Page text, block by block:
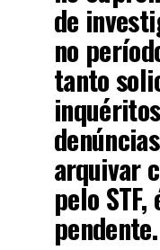
de
no
tanto
arquivar
pelo
pendente.